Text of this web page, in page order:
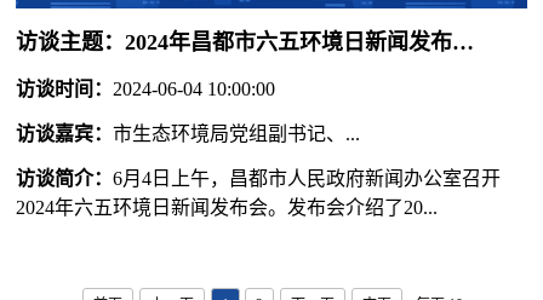
访谈主题： 2024年昌都市六五环境日新闻发布会召开
访谈时间： 2024-06-04 10:00:00
访谈嘉宾：市生态环境局党组副书记、...
访谈简介：6月4日上午，昌都市人民政府新闻办公室召开
2024年六五环境日新闻发布会。发布会介绍了20...